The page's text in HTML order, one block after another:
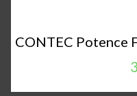
CONTEC Potence